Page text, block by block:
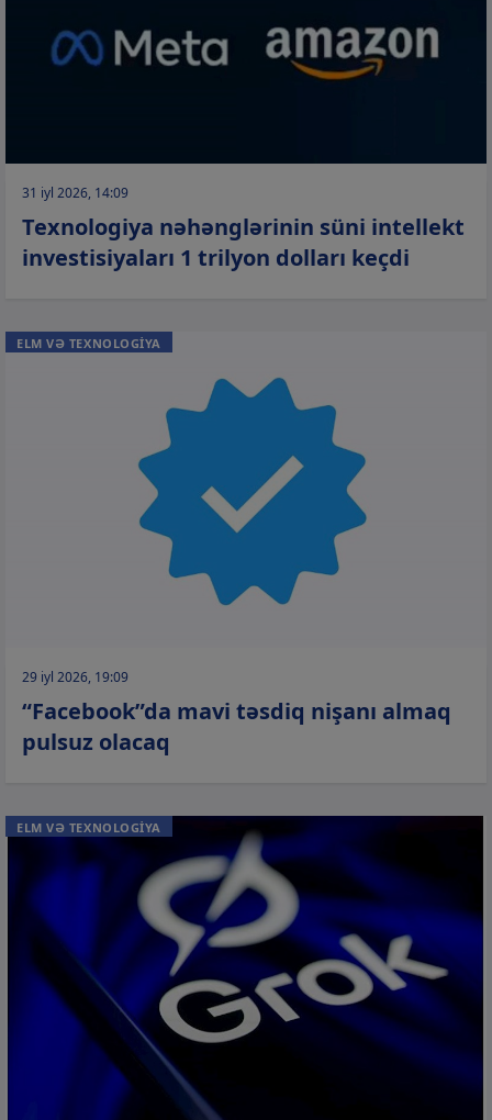
31 iyl 2026, 14:09
Texnologiya nəhənglərinin süni intellekt
investisiyaları 1 trilyon dolları keçdi
ELM VƏ TEXNOLOGİYA
29 iyl 2026, 19:09
“Facebook”da mavi təsdiq nişanı almaq
pulsuz olacaq
ELM VƏ TEXNOLOGİYA